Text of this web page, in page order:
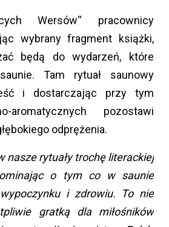
Wersów“ pracownicy
wybrany fragment książki,
będą do wydarzeń, które
Tam rytuał saunowy
i dostarczając przy tym
aromatycznych pozostawi
odprężenia.
nasze rytuały trochę literackiej
o tym co w saunie
i zdrowiu. To nie
gratką dla miłośników